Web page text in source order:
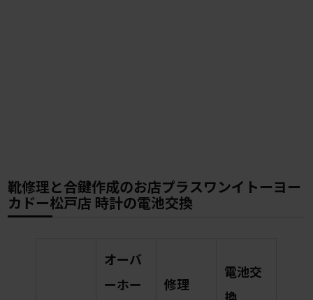
靴修理と合鍵作成のお店プラスワンイトーヨー
カドー松戸店 時計の電池交換
オーバ
ーホー
修理
電池交